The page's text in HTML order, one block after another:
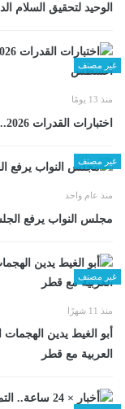
الوحيد لتحقيق السلام
غير مصنف
منذ 13 يومًا
اختبارات القدرات 2026.. غلق باب التقدم عبر موقع التنسيق 6 أغسطس
غير مصنف
منذ عام واحد
مجلس النواب يرفع
غير مصنف
منذ 11 شهرًا
أبو الغيط يدين
العربية مع قطر